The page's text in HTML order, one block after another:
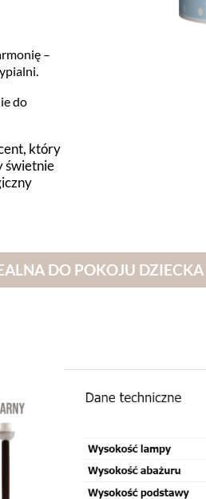
–
do
który
świetnie
DO POKOJU DZIECKA